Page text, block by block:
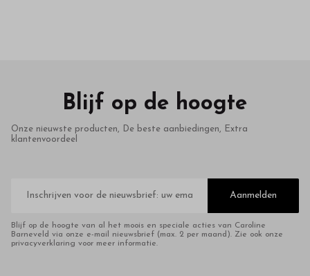
Blijf op de hoogte
Onze nieuwste producten, De beste aanbiedingen, Extra
klantenvoordeel
mailadres
Aanmelden
Blijf op de hoogte van al het moois en speciale acties van Caroline
Barneveld via onze e-mail nieuwsbrief (max. 2 per maand). Zie ook onze
privacyverklaring voor meer informatie.